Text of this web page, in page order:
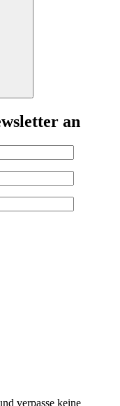
an
verpasse keine